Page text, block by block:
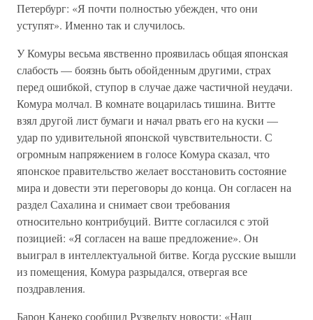
Петербург: «Я почти полностью убежден, что они
уступят». Именно так и случилось.
У Комуры весьма явственно проявилась общая японская
слабость — боязнь быть обойденным другими, страх
перед ошибкой, ступор в случае даже частичной неудачи.
Комура молчал. В комнате воцарилась тишина. Витте
взял другой лист бумаги и начал рвать его на куски —
удар по удивительной японской чувствительности. С
огромным напряжением в голосе Комура сказал, что
японское правительство желает восстановить состояние
мира и довести эти переговоры до конца. Он согласен на
раздел Сахалина и снимает свои требования
относительно контрибуций. Витте согласился с этой
позицией: «Я согласен на ваше предложение». Он
выиграл в интеллектуальной битве. Когда русские вышли
из помещения, Комура разрыдался, отвергая все
поздравления.
Барон Канеко сообщил Рузвельту новости: «Наш